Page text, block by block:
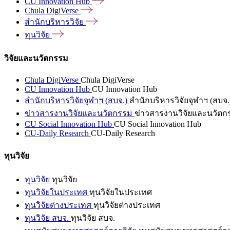
Chula DigiVerse
สำนักบริหารวิจัย
ทุนวิจัย
วิจัยและนวัตกรรม
Chula DigiVerse Chula DigiVerse
CU Innovation Hub CU Innovation Hub
สำนักบริหารวิจัยจุฬาฯ (สบจ.) สำนักบริหารวิจัยจุฬาฯ (สบจ
ข่าวสารงานวิจัยและนวัตกรรม ข่าวสารงานวิจัยและนวัตก
CU Social Innovation Hub CU Social Innovation Hub
CU-Daily Research CU-Daily Research
ทุนวิจัย
ทุนวิจัย ทุนวิจัย
ทุนวิจัยในประเทศ ทุนวิจัยในประเทศ
ทุนวิจัยต่างประเทศ ทุนวิจัยต่างประเทศ
ทุนวิจัย สบจ. ทุนวิจัย สบจ.